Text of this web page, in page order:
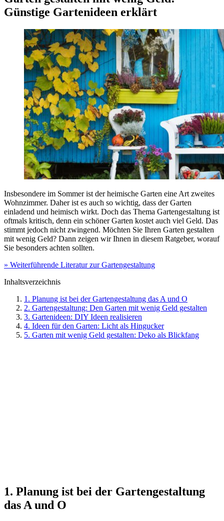
Günstige Gartenideen erklärt
Insbesondere im Sommer ist der heimische Garten eine Art zweites
Wohnzimmer. Daher ist es auch so wichtig, dass der Garten
einladend und heimisch wirkt. Doch das Thema Gartengestaltung ist
oftmals kritisch, denn ein schöner Garten kostet auch viel Geld. Das
stimmt jedoch nicht zwingend. Möchten Sie Ihren Garten gestalten
mit wenig Geld? Dann zeigen wir Ihnen in diesem Ratgeber, worauf
Sie besonders achten sollten.
» Weiterführende Literatur zur Gartengestaltung
Inhaltsverzeichnis
1. Planung ist bei der Gartengestaltung das A und O
2. Gartengestaltung: Den Garten mit wenig Geld gestalten
3. Gartenideen: DIY Ideen realisieren
4. Ideen für den Garten: Licht als Hingucker
5. Garten mit wenig Geld gestalten: Deko als Blickfang
1. Planung ist bei der Gartengestaltung
das A und O